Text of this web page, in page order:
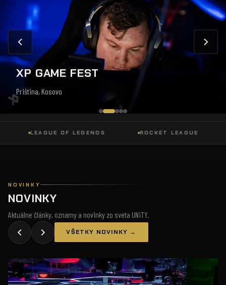
XP GAME FEST
Priština, Kosovo
LEAGUE OF LEGENDS ROCKET LEAGUE
NOVINKY
NOVINKY
Aktuálne články, oznamy a novinky zo sveta UNiTY.
VŠETKY NOVINKY →